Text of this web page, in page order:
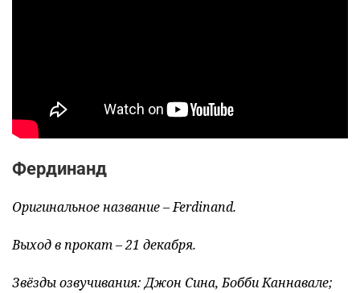
Фердинанд
Оригинальное название – Ferdinand.
Выход в прокат – 21 декабря.
Звёзды озвучивания: Джон Сина, Бобби Каннавале;